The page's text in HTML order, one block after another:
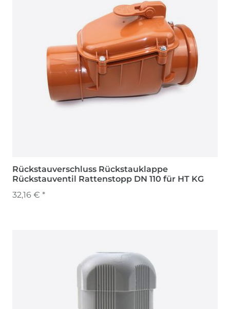
Rückstauverschluss Rückstauklappe
Rückstauventil Rattenstopp DN 110 für HT KG
32,16 € *